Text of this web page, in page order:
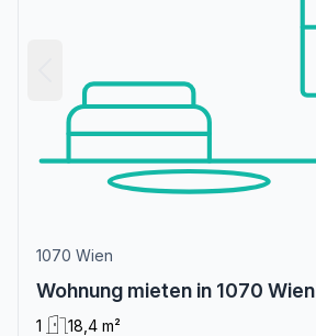
1070 Wien
Wohnung mieten in 1070 Wien
1
18,4 m²